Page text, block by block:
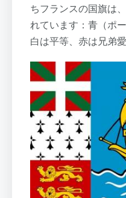
ちフランスの国旗は
れています：青（ポ
白は平等、赤は兄弟